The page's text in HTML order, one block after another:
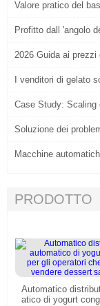
Valore pratico del
Profitto dall 'angolo
iente del 30%?
2026 Guida ai
I venditori di gelato
Case Study: Scaling
Soluzione dei
Macchine
PRODOTTO
Automatico
atico di yogurt